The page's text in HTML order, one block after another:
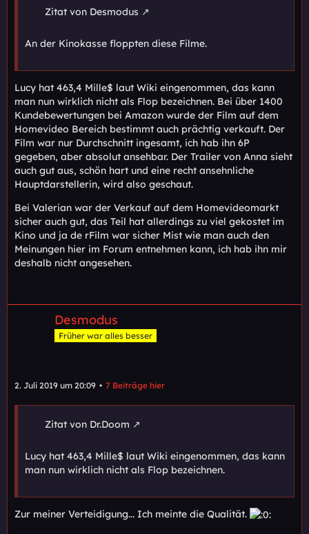
Zitat von Desmodus
An der Kinokasse floppten diese Filme.
Lucy hat 463,4 Mille$ laut Wiki eingenommen, das kann
man nun wirklich nicht als Flop bezeichnen. Bei über 1400
Kundebewertungen bei Amazon wurde der Film auf dem
Homevideo Bereich bestimmt auch prächtig verkauft. Der
Film war nur Durchschnitt ingesamt, ich hab ihn 6P
gegeben, aber absolut ansehbar. Der Trailer von Anna sieht
auch gut aus, schön hart und eine recht ansehnliche
Hauptdarstellerin, wird also geschaut.
Bei Valerian war der Verkauf auf dem Homevideomarkt
sicher auch gut, das Teil hat allerdings zu viel gekostet im
Kino und ja de rFilm war sicher Mist wie man auch den
Meinungen hier im Forum entnehmen kann, ich hab ihn mir
deshalb nicht angesehen.
Desmodus
Früher war alles besser
2. Juli 2019 um 20:09 7 Beiträge hier
Zitat von Dr.Doom
Lucy hat 463,4 Mille$ laut Wiki eingenommen, das kann
man nun wirklich nicht als Flop bezeichnen.
Zur meiner Verteidigung... Ich meinte die Qualität.